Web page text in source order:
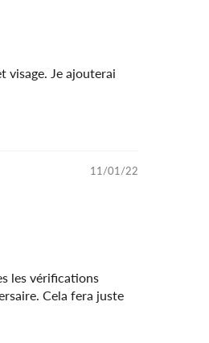
visage. Je ajouterai
11/01/22
les vérifications
Cela fera juste